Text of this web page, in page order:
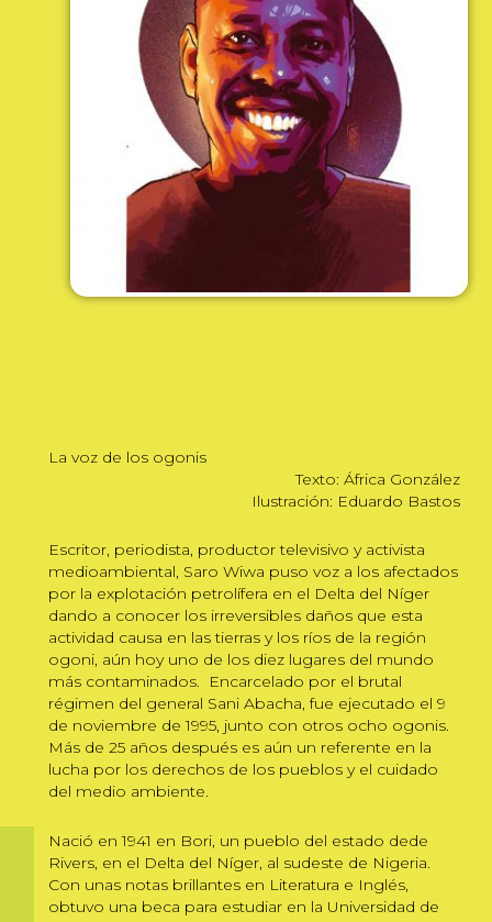
La voz de los ogonis
Texto: África González
Ilustración: Eduardo Bastos
Escritor, periodista, productor televisivo y activista
medioambiental, Saro Wiwa puso voz a los afectados
por la explotación petrolífera en el Delta del Níger
dando a conocer los irreversibles daños que esta
actividad causa en las tierras y los ríos de la región
ogoni, aún hoy uno de los diez lugares del mundo
más contaminados. Encarcelado por el brutal
régimen del general Sani Abacha, fue ejecutado el 9
de noviembre de 1995, junto con otros ocho ogonis.
Más de 25 años después es aún un referente en la
lucha por los derechos de los pueblos y el cuidado
del medio ambiente.
Nació en 1941 en Bori, un pueblo del estado dede
Rivers, en el Delta del Níger, al sudeste de Nigeria.
Con unas notas brillantes en Literatura e Inglés,
obtuvo una beca para estudiar en la Universidad de